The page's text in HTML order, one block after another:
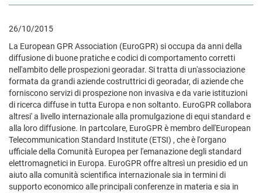
26/10/2015
La European GPR Association (EuroGPR) si occupa da anni della
diffusione di buone pratiche e codici di comportamento corretti
nell'ambito delle prospezioni georadar. Si tratta di un'associazione
formata da grandi aziende costruttrici di georadar, di aziende che
forniscono servizi di prospezione non invasiva e da varie istituzioni
di ricerca diffuse in tutta Europa e non soltanto. EuroGPR collabora
altresi' a livello internazionale alla promulgazione di equi standard e
alla loro diffusione. In partcolare, EuroGPR è membro dell'European
Telecommunication Standard Institute (ETSI) , che è l'organo
ufficiale della Comunità Europea per l'emanazione degli standard
elettromagnetici in Europa. EuroGPR offre altresì un presidio ed un
aiuto alla comunità scientifica internazionale sia in termini di
supporto economico alle principali conferenze in materia e sia in